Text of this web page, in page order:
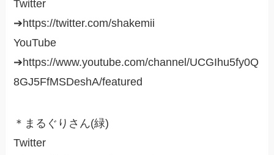
Twitter
➔https://twitter.com/shakemii
YouTube
➔https://www.youtube.com/channel/UCGIhu5fy0Q
8GJ5FfMSDeshA/featured
＊まるぐりさん(緑)
Twitter